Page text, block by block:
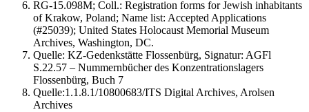
RG-15.098M; Coll.: Registration forms for Jewish inhabitants
of Krakow, Poland; Name list: Accepted Applications
(#25039); United States Holocaust Memorial Museum
Archives, Washington, DC.
Quelle: KZ-Gedenkstätte Flossenbürg, Signatur: AGFl
S.22.57 – Nummernbücher des Konzentrationslagers
Flossenbürg, Buch 7
Quelle:1.1.8.1/10800683/ITS Digital Archives, Arolsen
Archives